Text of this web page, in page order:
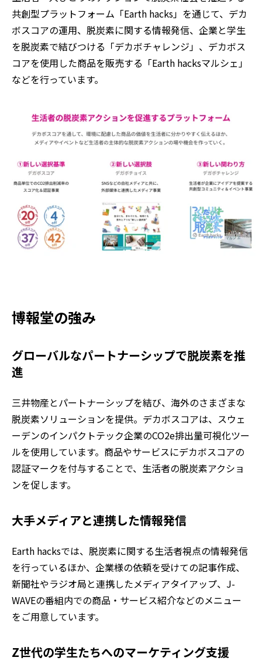
共創型プラットフォーム「Earth hacks」を通じて、デカ
ボスコアの運用、脱炭素に関する情報発信、企業と学生
を脱炭素で結びつける「デカボチャレンジ」、デカボス
コアを使用した商品を販売する「Earth hacksマルシェ」
などを行っています。
博報堂の強み
グローバルなパートナーシップで脱炭素を推
進
三井物産とパートナーシップを結び、海外のさまざまな
脱炭素ソリューションを提供。デカボスコアは、スウェ
ーデンのインパクトテック企業のCO2e排出量可視化ツー
ルを使用しています。商品やサービスにデカボスコアの
認証マークを付与することで、生活者の脱炭素アクショ
ンを促します。
大手メディアと連携した情報発信
Earth hacksでは、脱炭素に関する生活者視点の情報発信
を行っているほか、企業様の依頼を受けての記事作成、
新聞社やラジオ局と連携したメディアタイアップ、J-
WAVEの番組内での商品・サービス紹介などのメニュー
をご用意しています。
Z世代の学生たちへのマーケティング支援